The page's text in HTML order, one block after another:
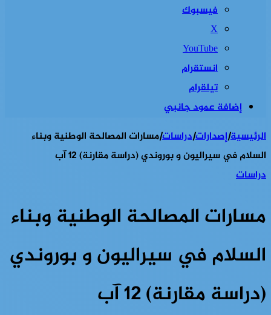
فيسبوك
‫X
‫YouTube
انستقرام
تيلقرام
إضافة عمود جانبي
الرئيسية|إصدارات|دراسات|مسارات المصالحة الوطنية وبناء
السلام في سيراليون و بوروندي (دراسة مقارنة) ‏12‏ آب
دراسات
مسارات المصالحة الوطنية وبناء
السلام في سيراليون و بوروندي
(دراسة مقارنة) ‏12‏ آب